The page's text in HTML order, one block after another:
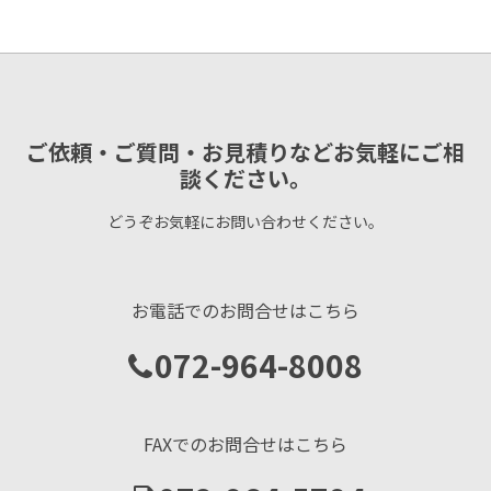
ご依頼・ご質問・お見積りなどお気軽にご相
談ください。
どうぞお気軽にお問い合わせください。
お電話でのお問合せはこちら
072-964-8008
FAXでのお問合せはこちら